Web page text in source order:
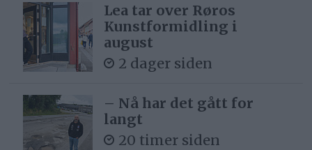
Lea tar over Røros
Kunstformidling i
august
2 dager siden
– Nå har det gått for
langt
20 timer siden